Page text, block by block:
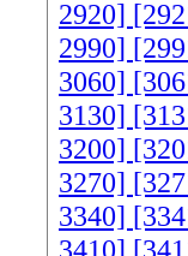
2920]
2990]
3060]
3130]
3200]
3270]
3340]
3410]